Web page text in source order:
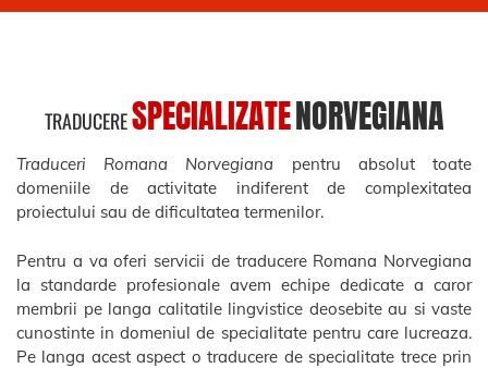
TRADUCERESPECIALIZATENORVEGIANA
Traduceri Romana Norvegiana pentru absolut toate
domeniile de activitate indiferent de complexitatea
proiectului sau de dificultatea termenilor.
Pentru a va oferi servicii de traducere Romana Norvegiana
la standarde profesionale avem echipe dedicate a caror
membrii pe langa calitatile lingvistice deosebite au si vaste
cunostinte in domeniul de specialitate pentru care lucreaza.
Pe langa acest aspect o traducere de specialitate trece prin